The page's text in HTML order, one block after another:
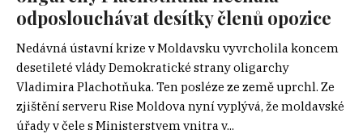
odposlouchávat desítky členů opozice
Nedávná ústavní krize v Moldavsku vyvrcholila koncem
desetileté vlády Demokratické strany oligarchy
Vladimira Plachotňuka. Ten posléze ze země uprchl. Ze
zjištění serveru Rise Moldova nyní vyplývá, že moldavské
úřady v čele s Ministerstvem vnitra v...